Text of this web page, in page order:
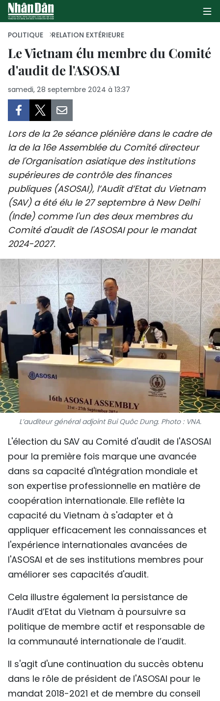
PAGE D'ACCUEIL
POLITIQUE
SOCIÉTÉ
CULTURE
TOURISME
ENVIRONNEMENT
SPORT
FRANCOPHONIE
PAYS NATAL
INTERNATIONAL
MÉGASTORIE
INFOGRAPHIE
VIDÉO
À PROPOS DU "PEUPLE"
TIẾNG VIỆT
ENGLISH
中文
РУССКИЙ
ESPAÑOL
POLITIQUE RELATION EXTÉRIEURE
Le Vietnam élu membre du Comité
d'audit de l'ASOSAI
samedi, 28 septembre 2024 à 13:37
Lors de la 2e séance plénière dans le cadre de
la de la 16e Assemblée du Comité directeur
de l'Organisation asiatique des institutions
supérieures de contrôle des finances
publiques (ASOSAI), l’Audit d’Etat du Vietnam
(SAV) a été élu le 27 septembre à New Delhi
(Inde) comme l'un des deux membres du
Comité d'audit de l'ASOSAI pour le mandat
2024-2027.
L’auditeur général adjoint Bui Quôc Dung. Photo : VNA.
L'élection du SAV au Comité d'audit de l'ASOSAI
pour la première fois marque une avancée
dans sa capacité d'intégration mondiale et
son expertise professionnelle en matière de
coopération internationale. Elle reflète la
capacité du Vietnam à s'adapter et à
appliquer efficacement les connaissances et
l'expérience internationales avancées de
l'ASOSAI et de ses institutions membres pour
améliorer ses capacités d'audit.
Cela illustre également la persistance de
l’Audit d’Etat du Vietnam à poursuivre sa
politique de membre actif et responsable de
la communauté internationale de l’audit.
Il s'agit d'une continuation du succès obtenu
dans le rôle de président de l'ASOSAI pour le
mandat 2018-2021 et de membre du conseil